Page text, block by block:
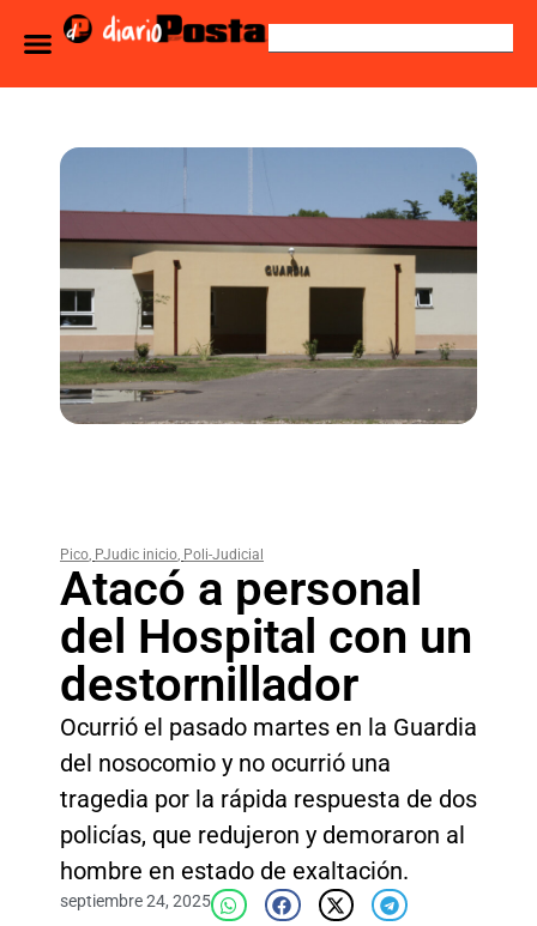
Pico, PJudic inicio, Poli-Judicial
Atacó a personal
del Hospital con un
destornillador
Ocurrió el pasado martes en la Guardia
del nosocomio y no ocurrió una
tragedia por la rápida respuesta de dos
policías, que redujeron y demoraron al
hombre en estado de exaltación.
septiembre 24, 2025